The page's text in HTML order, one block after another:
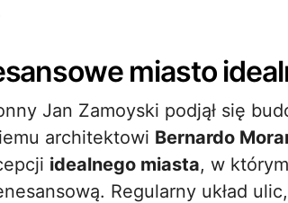
miasto
Jan Zamoyski podjął się
architektowi Bernardo
idealnego miasta, w
Regularny układ